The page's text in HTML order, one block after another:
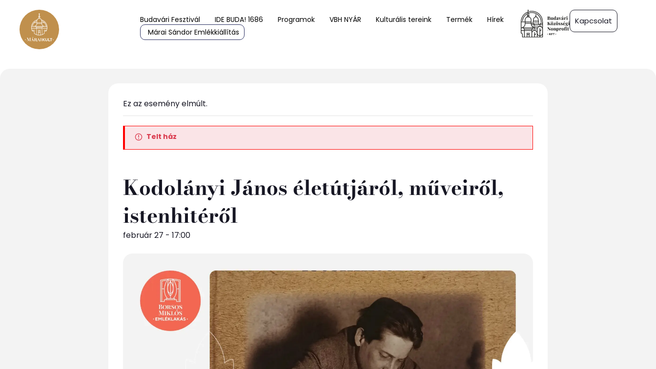
Budavári Fesztivál IDE BUDA! 1686 Programok VBH NYÁR Kulturális tereink Termék
Hírek
Márai Sándor Emlékkiállítás
Kapcsolat
Ez az esemény elmúlt.
Telt ház
Kodolányi János életútjáról, műveiről,
istenhitéről
február 27 - 17:00